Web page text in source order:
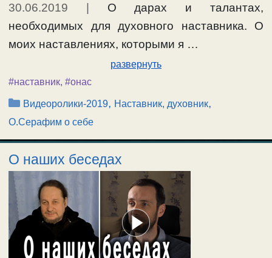
30.06.2019 | О дарах и талантах,
необходимых для духовного наставника. О
моих наставлениях, которыми я …
развернуть
#наставник, #онас
Рубрики
Видеоролики-2019, Наставник, духовник,
О.Серафим о себе
О наших беседах